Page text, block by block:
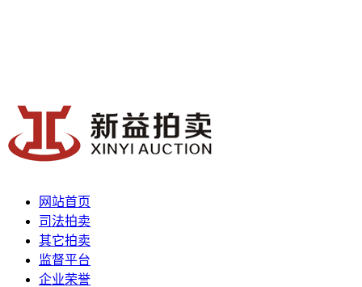
网站首页
司法拍卖
其它拍卖
监督平台
企业荣誉